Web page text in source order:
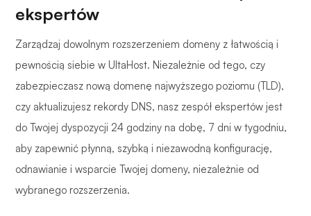
ekspertów
Zarządzaj dowolnym rozszerzeniem domeny z łatwością i
pewnością siebie w UltaHost. Niezależnie od tego, czy
zabezpieczasz nową domenę najwyższego poziomu (TLD),
czy aktualizujesz rekordy DNS, nasz zespół ekspertów jest
do Twojej dyspozycji 24 godziny na dobę, 7 dni w tygodniu,
aby zapewnić płynną, szybką i niezawodną konfigurację,
odnawianie i wsparcie Twojej domeny, niezależnie od
wybranego rozszerzenia.